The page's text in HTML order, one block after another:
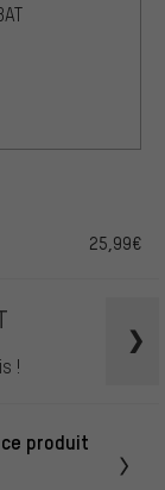
25,99€
!
produit